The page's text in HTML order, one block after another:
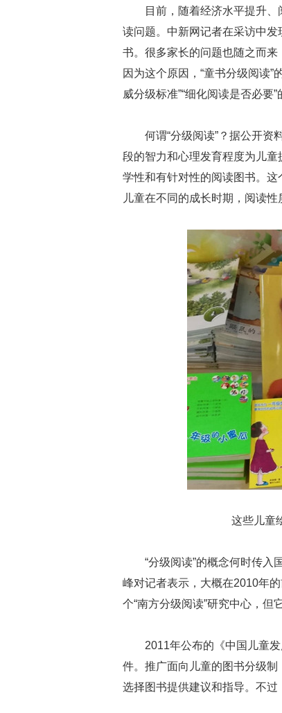
目前，随着经济水平提升
读问题。中新网记者在采访中
书。很多家长的问题也随之而
因为这个原因，“童书分级阅读
威分级标准”“细化阅读是否必要”
何谓“分级阅读”？据公开
段的智力和心理发育程度为儿
学性和有针对性的阅读图书。
儿童在不同的成长时期，阅读性
这些儿童
“分级阅读”的概念何时传
峰对记者表示，大概在2010年
个“南方分级阅读”研究中心，但
2011年公布的《中国儿童
件。推广面向儿童的图书分级
选择图书提供建议和指导。不过